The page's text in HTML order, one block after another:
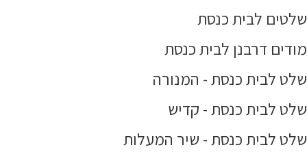
שלטים לבית כנסת
מודים דרבנן לבית כנסת
שלט לבית כנסת - המנורה
שלט לבית כנסת - קדיש
שלט לבית כנסת - שיר המעלות